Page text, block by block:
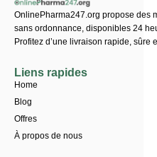
OnlinePharma247.org propose des
sans ordonnance, disponibles 24
Profitez d’une livraison rapide, sûre
Liens rapides
Home
Blog
Offres
À propos de nous